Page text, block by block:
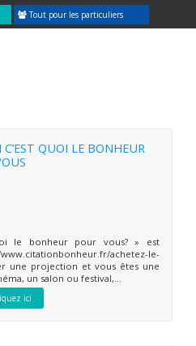
Tout pour les particuliers
C’EST QUOI LE BONHEUR
le bonheur pour vous? » est
achetez-le-
une projection et vous êtes une
un salon ou festival,...
ici